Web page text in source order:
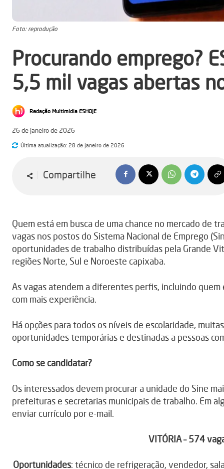
Foto: reprodução
Procurando emprego?
5,5 mil vagas abertas
Redação Multimídia ESHOJE
26 de janeiro de 2026
Última atualização: 28 de janeiro de 2026
Compartilhe
Quem está em busca de uma chance no mercado de
vagas nos postos do Sistema Nacional de Emprego
oportunidades de trabalho distribuídas pela Grande
regiões Norte, Sul e Noroeste capixaba.
As vagas atendem a diferentes perfis, incluindo
com mais experiência.
Há opções para todos os níveis de escolaridade,
oportunidades temporárias e destinadas a pessoas
Como se candidatar?
Os interessados devem procurar a unidade do Sine
prefeituras e secretarias municipais de trabalho. Em
enviar currículo por e-mail.
VITÓRIA – 574
Oportunidades: técnico de refrigeração, vendedor,